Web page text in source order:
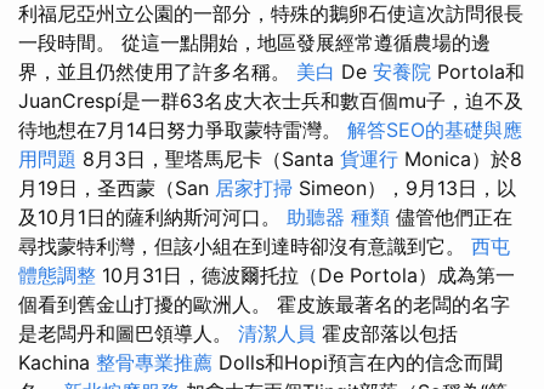
利福尼亞州立公園的一部分，特殊的鵝卵石使這次訪問很長
一段時間。 從這一點開始，地區發展經常遵循農場的邊
界，並且仍然使用了許多名稱。 美白 De 安養院 Portola和
JuanCrespí是一群63名皮大衣士兵和數百個mu子，迫不及
待地想在7月14日努力爭取蒙特雷灣。 解答SEO的基礎與應
用問題 8月3日，聖塔馬尼卡（Santa 貨運行 Monica）於8
月19日，圣西蒙（San 居家打掃 Simeon），9月13日，以
及10月1日的薩利納斯河河口。 助聽器 種類 儘管他們正在
尋找蒙特利灣，但該小組在到達時卻沒有意識到它。 西屯
體態調整 10月31日，德波爾托拉（De Portola）成為第一
個看到舊金山打擾的歐洲人。 霍皮族最著名的老闆的名字
是老闆丹和圖巴領導人。 清潔人員 霍皮部落以包括
Kachina 整骨專業推薦 Dolls和Hopi預言在內的信念而聞